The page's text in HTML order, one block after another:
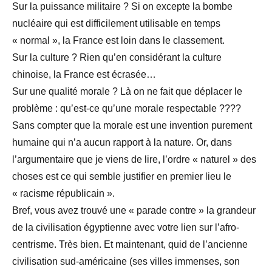
Sur la puissance militaire ? Si on excepte la bombe
nucléaire qui est difficilement utilisable en temps
« normal », la France est loin dans le classement.
Sur la culture ? Rien qu’en considérant la culture
chinoise, la France est écrasée…
Sur une qualité morale ? Là on ne fait que déplacer le
problème : qu’est-ce qu’une morale respectable ????
Sans compter que la morale est une invention purement
humaine qui n’a aucun rapport à la nature. Or, dans
l’argumentaire que je viens de lire, l’ordre « naturel » des
choses est ce qui semble justifier en premier lieu le
« racisme républicain ».
Bref, vous avez trouvé une « parade contre » la grandeur
de la civilisation égyptienne avec votre lien sur l’afro-
centrisme. Très bien. Et maintenant, quid de l’ancienne
civilisation sud-américaine (ses villes immenses, son